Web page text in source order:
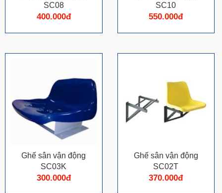
SC08
400.000đ
SC10
550.000đ
Ghế sân vận động
SC03K
300.000đ
Ghế sân vận động
SC02T
370.000đ